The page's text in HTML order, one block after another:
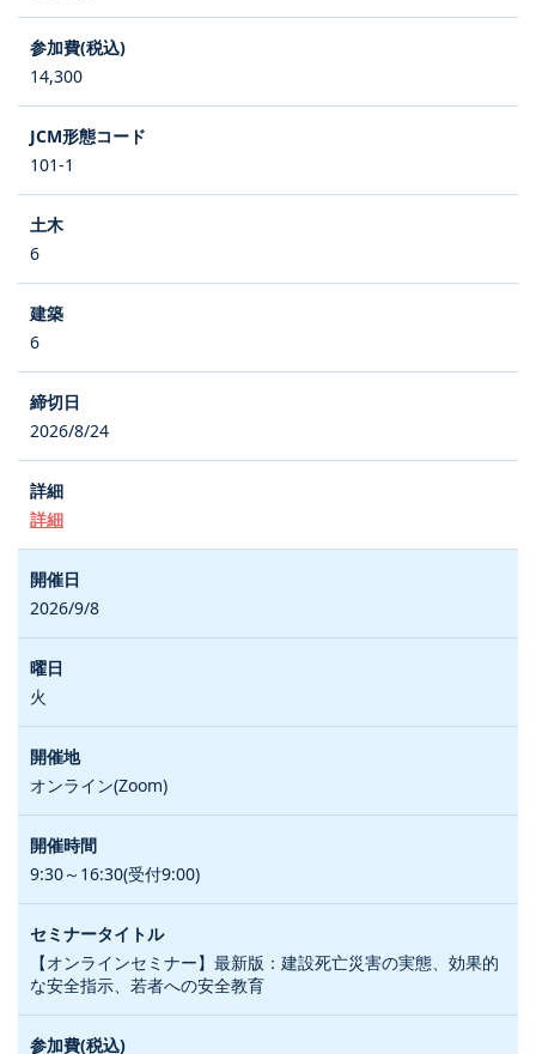
14,300
101-1
6
6
2026/8/24
詳細
2026/9/8
火
オンライン(Zoom)
9:30～16:30(受付9:00)
【オンラインセミナー】最新版：建設死亡災害の実態、効果的
な安全指示、若者への安全教育